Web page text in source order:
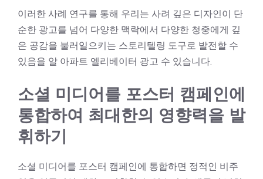
이러한 사례 연구를 통해 우리는 사려 깊은 디자인이 단
순한 광고를 넘어 다양한 맥락에서 다양한 청중에게 깊
은 공감을 불러일으키는 스토리텔링 도구로 발전할 수
있음을 알 아파트 엘리베이터 광고 수 있습니다.
소셜 미디어를 포스터 캠페인에
통합하여 최대한의 영향력을 발
휘하기
소셜 미디어를 포스터 캠페인에 통합하면 정적인 비주